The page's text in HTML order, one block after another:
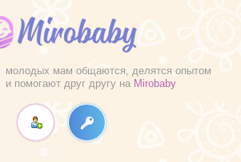
молодых мам общаются, делятся опытом
и помогают друг другу на Mirobaby